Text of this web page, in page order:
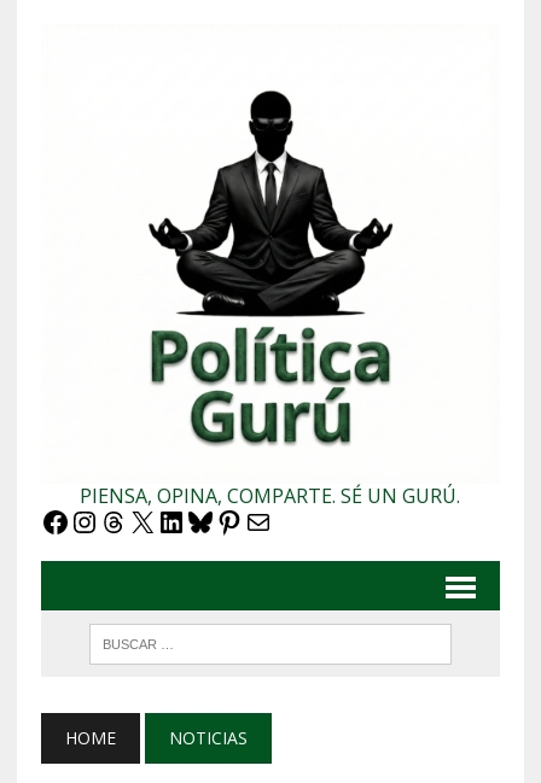
PIENSA, OPINA, COMPARTE. SÉ UN GURÚ.
Facebook
Instagram
Threads
X LinkedIn
Bluesky
Pinterest
Correo electrónico
HOME NOTICIAS